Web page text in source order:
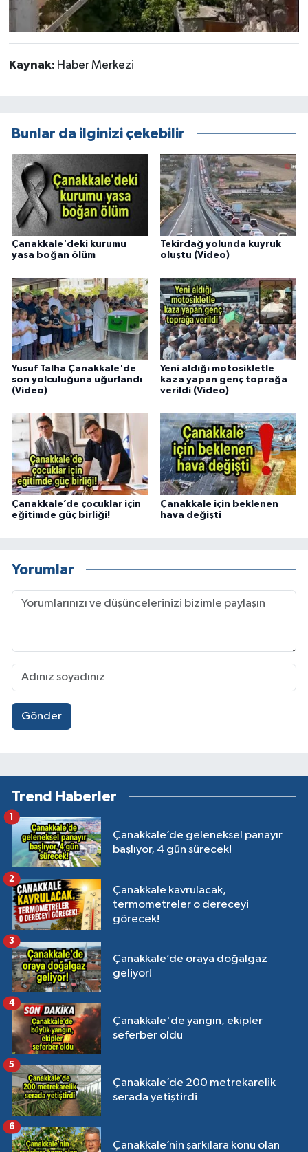
Kaynak: Haber Merkezi
Bunlar da ilginizi çekebilir
Çanakkale'deki kurumu
yasa boğan ölüm
Tekirdağ yolunda kuyruk
oluştu (Video)
Yusuf Talha Çanakkale'de
son yolculuğuna uğurlandı
(Video)
Yeni aldığı motosikletle
kaza yapan genç toprağa
verildi (Video)
Çanakkale’de çocuklar için
eğitimde güç birliği!
Çanakkale için beklenen
hava değişti
Yorumlar
Gönder
Trend Haberler
Çanakkale’de geleneksel panayır
başlıyor, 4 gün sürecek!
1
Çanakkale kavrulacak,
termometreler o dereceyi
görecek!
2
Çanakkale’de oraya doğalgaz
geliyor!
3
Çanakkale'de yangın, ekipler
seferber oldu
4
Çanakkale’de 200 metrekarelik
serada yetiştirdi
5
Çanakkale’nin şarkılara konu olan
6